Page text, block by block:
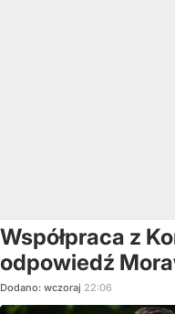
Współpraca z
odpowiedź
Dodano: wczoraj 22:06